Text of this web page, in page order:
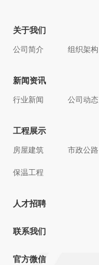
关于我们
公司简介 组织架构
新闻资讯
行业新闻 公司动态
工程展示
房屋建筑 市政公路
保温工程
人才招聘
联系我们
官方微信